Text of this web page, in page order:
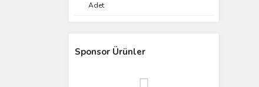
Adet
Sponsor Ürünler